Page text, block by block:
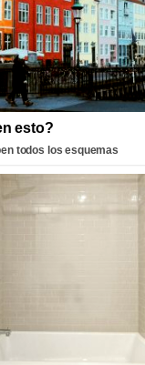
esto?
todos los esquemas